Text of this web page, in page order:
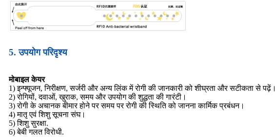
5. उपयोग परिदृश्य
मोबाइल केयर
1) इन्फ्यूजन, निरीक्षण, सर्जरी और अन्य लिंक में रोगी की जानकारी को शीघ्रता और सटीकता से पढ़ें।
2) रोगियों, दवाओं, खुराक, समय और उपयोग की शुद्धता की गारंटी।
3) रोगी के अचानक बीमार होने पर समय पर रोगी की स्थिति को जानना कार्मिक प्रबंधन।
4) मातृ एवं शिशु सूचना संघ।
5) शिशु सुरक्षा.
6) बेबी गलत विरोधी.